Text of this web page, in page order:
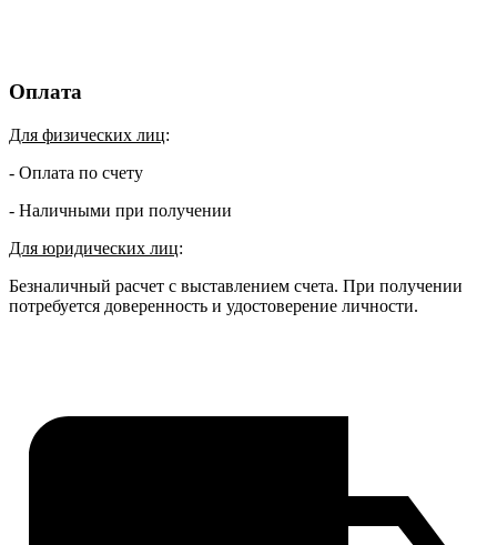
Оплата
Для физических лиц:
- Оплата по счету
- Наличными при получении
Для юридических лиц:
Безналичный расчет с выставлением счета. При получении
потребуется доверенность и удостоверение личности.